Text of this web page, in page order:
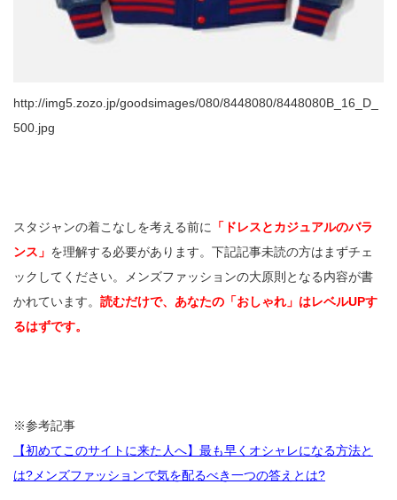
http://img5.zozo.jp/goodsimages/080/8448080/8448080B_16_D_
500.jpg
スタジャンの着こなしを考える前に
「ドレスとカジュアルのバラ
ンス」 を理解する必要があります。下記記事未読の方はまずチェ
ックしてください。メンズファッションの大原則となる内容が書
かれています。 読むだけで、あなたの「おしゃれ」はレベルUPす
るはずです。
※参考記事
【初めてこのサイトに来た人へ】最も早くオシャレになる方法と
は?メンズファッションで気を配るべき一つの答えとは?